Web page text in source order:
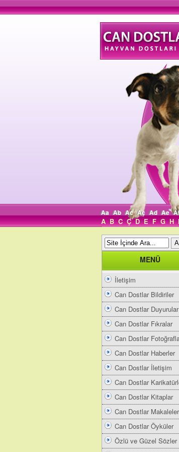
Aa Ab Ac Aç Ad Ae
A B C Ç D E F G H
MENÜ
İletişim
Can Dostlar Bildiriler
Can Dostlar Duyurular
Can Dostlar Fıkralar
Can Dostlar
Can Dostlar Haberler
Can Dostlar İletişim
Can Dostlar
Can Dostlar Kitaplar
Can Dostlar Makaleler
Can Dostlar Öyküler
Özlü ve Güzel Sözler